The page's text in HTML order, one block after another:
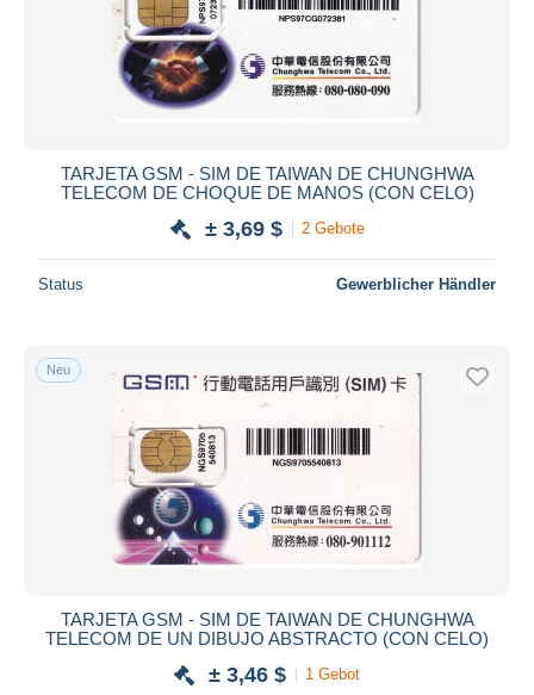
TARJETA GSM - SIM DE TAIWAN DE CHUNGHWA
TELECOM DE CHOQUE DE MANOS (CON CELO)
± 3,69 $ 2 Gebote
Status Gewerblicher Händler
Neu
TARJETA GSM - SIM DE TAIWAN DE CHUNGHWA
TELECOM DE UN DIBUJO ABSTRACTO (CON CELO)
± 3,46 $ 1 Gebot